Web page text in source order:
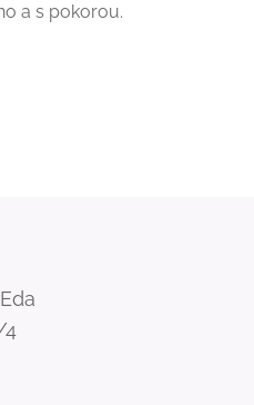
a s pokorou.
4